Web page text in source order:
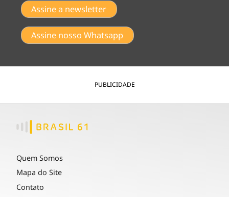
Assine a newsletter
Assine nosso Whatsapp
PUBLICIDADE
Quem Somos
Mapa do Site
Contato